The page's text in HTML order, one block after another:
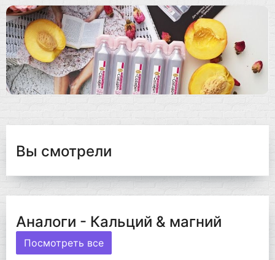
Вы смотрели
Аналоги - Кальций & магний
Посмотреть все